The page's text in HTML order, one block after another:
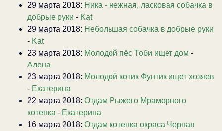
29 марта 2018: Ника - нежная, ласковая собачка в
добрые руки - Kat
29 марта 2018: Небольшая собачка в добрые руки
- Kat
23 марта 2018: Молодой пёс Тоби ищет дом -
Алена
23 марта 2018: Молодой котик Фунтик ищет хозяев
- Екатерина
22 марта 2018: Отдам Рыжего Мраморного
котенка - Екатерина
16 марта 2018: Отдам котенка окраса Черная